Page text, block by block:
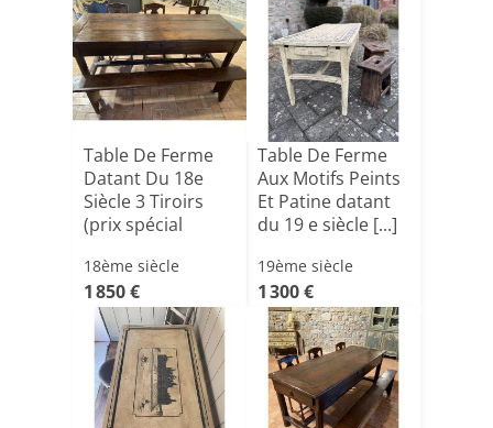
Table De Ferme
Datant Du 18e
Siècle 3 Tiroirs
(prix spécial
18ème siècle
1 850 €
Table De Ferme
Aux Motifs Peints
Et Patine datant
du 19 e siècle [...]
19ème siècle
1 300 €